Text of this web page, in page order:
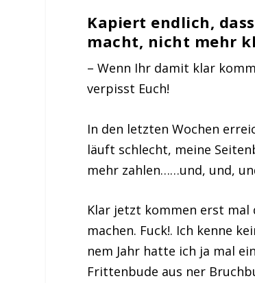
Kapiert endlich,
macht, nicht mehr
– Wenn Ihr damit klar
verpisst Euch!
In den letzten Wochen
läuft schlecht, meine
mehr zahlen……und, und,
Klar jetzt kommen erst mal
machen. Fuck!. Ich kenne
nem Jahr hatte ich ja mal
Frittenbude aus ner